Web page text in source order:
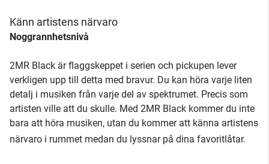
Känn artistens närvaro
Noggrannhetsnivå
2MR Black är flaggskeppet i serien och pickupen lever
verkligen upp till detta med bravur. Du kan höra varje liten
detalj i musiken från varje del av spektrumet. Precis som
artisten ville att du skulle. Med 2MR Black kommer du inte
bara att höra musiken, utan du kommer att känna artistens
närvaro i rummet medan du lyssnar på dina favoritlåtar.